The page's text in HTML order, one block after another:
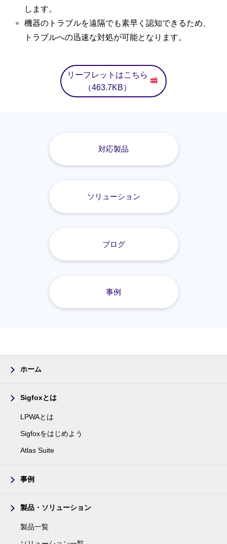
します。
機器のトラブルを遠隔でも素早く認知できるため、
トラブルへの迅速な対処が可能となります。
リーフレットはこちら
（463.7KB）
対応製品
ソリューション
ブログ
事例
ホーム
Sigfoxとは
LPWAとは
Sigfoxをはじめよう
Atlas Suite
事例
製品・ソリューション
製品一覧